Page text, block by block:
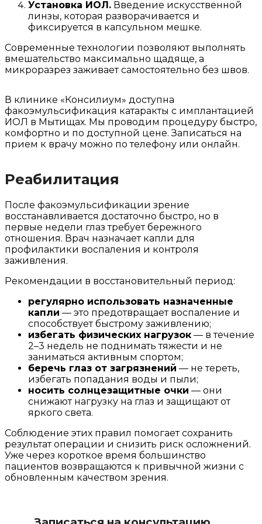
Установка ИОЛ. Введение искусственной
линзы, которая разворачивается и
фиксируется в капсульном мешке.
Современные технологии позволяют выполнять
вмешательство максимально щадяще, а
микроразрез заживает самостоятельно без швов.
В клинике «Консилиум» доступна
факоэмульсификация катаракты с имплантацией
ИОЛ в Мытищах. Мы проводим процедуру быстро,
комфортно и по доступной цене. Записаться на
прием к врачу можно по телефону или онлайн.
Реабилитация
После факоэмульсификации зрение
восстанавливается достаточно быстро, но в
первые недели глаз требует бережного
отношения. Врач назначает капли для
профилактики воспаления и контроля
заживления.
Рекомендации в восстановительный период:
регулярно использовать назначенные
капли — это предотвращает воспаление и
способствует быстрому заживлению;
избегать физических нагрузок — в течение
2–3 недель не поднимать тяжести и не
заниматься активным спортом;
беречь глаз от загрязнений — не тереть,
избегать попадания воды и пыли;
носить солнцезащитные очки — они
снижают нагрузку на глаз и защищают от
яркого света.
Соблюдение этих правил помогает сохранить
результат операции и снизить риск осложнений.
Уже через короткое время большинство
пациентов возвращаются к привычной жизни с
обновленным качеством зрения.